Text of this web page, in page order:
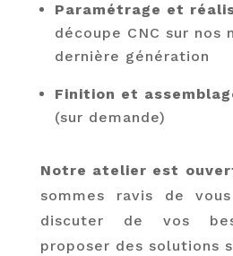
Paramétrage et
découpe CNC sur nos
dernière génération
Finition et
(sur demande)
Notre atelier est
sommes ravis de
discuter de vos
proposer des solutions